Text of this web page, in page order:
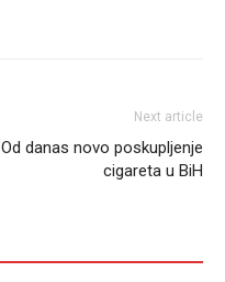
Next article
Od danas novo poskupljenje
cigareta u BiH